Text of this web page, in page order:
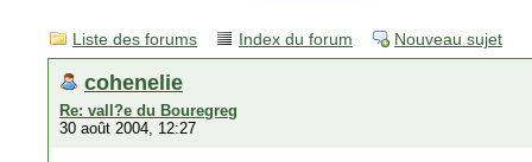
Liste des forums Index du forum Nouveau sujet
cohenelie
Re: vall?e du Bouregreg
30 août 2004, 12:27